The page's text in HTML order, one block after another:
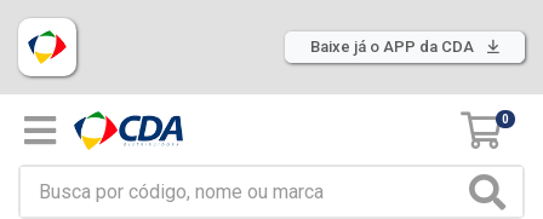
Baixe já o APP da CDA
0